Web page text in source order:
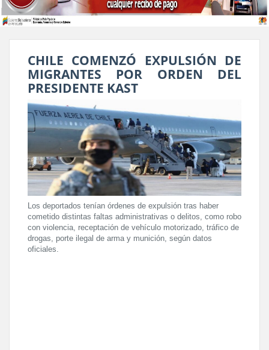
CHILE COMENZÓ EXPULSIÓN DE
MIGRANTES POR ORDEN DEL
PRESIDENTE KAST
Los deportados tenían órdenes de expulsión tras haber
cometido distintas faltas administrativas o delitos, como robo
con violencia, receptación de vehículo motorizado, tráfico de
drogas, porte ilegal de arma y munición, según datos
oficiales.